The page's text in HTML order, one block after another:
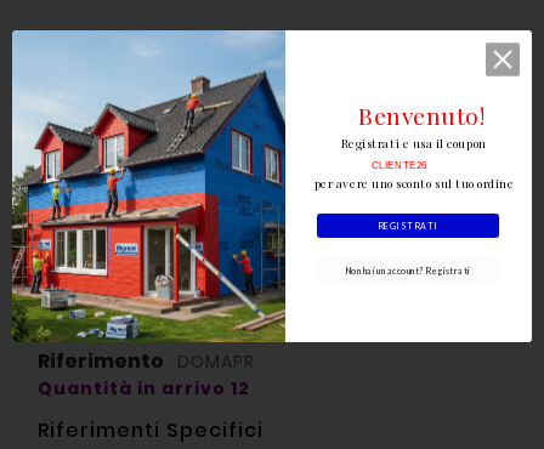
Dettagli del prodotto
Riferimento
DOMAPR
Quantità in arrivo 12
Riferimenti Specifici
REGISTRATI
Non hai un account? Registrati
Registrati e usa il coupon
per avere uno sconto sul tuo ordine
CLIENTE26
Benvenuto!